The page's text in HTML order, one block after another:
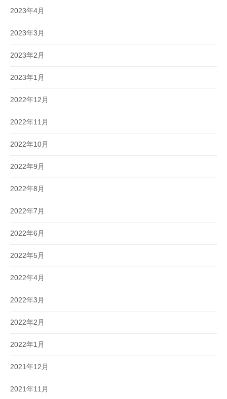
2023年4月
2023年3月
2023年2月
2023年1月
2022年12月
2022年11月
2022年10月
2022年9月
2022年8月
2022年7月
2022年6月
2022年5月
2022年4月
2022年3月
2022年2月
2022年1月
2021年12月
2021年11月